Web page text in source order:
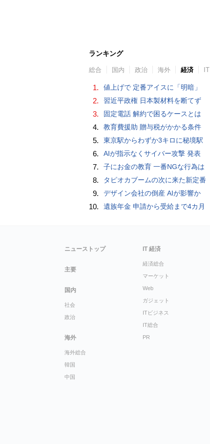
ランキング
総合 国内 政治 海外 経済 IT
1. 値上げで 定番アイスに「明暗」
2. 習近平政権 日本製材料を断てず
3. 固定電話 解約で困るケースとは
4. 教育費援助 贈与税がかかる条件
5. 東京駅からわずか3キロに秘境駅
6. AIが指示なくサイバー攻撃 発表
7. 子にお金の教育 一番NGな行為は
8. タピオカブームの次に来た新定番
9. デザイン会社の倒産 AIが影響か
10. 遺族年金 申請から受給まで4カ月
ニューストップ
主要
国内
社会
政治
海外
海外総合
韓国
中国
IT 経済
経済総合
マーケット
Web
ガジェット
ITビジネス
IT総合
PR